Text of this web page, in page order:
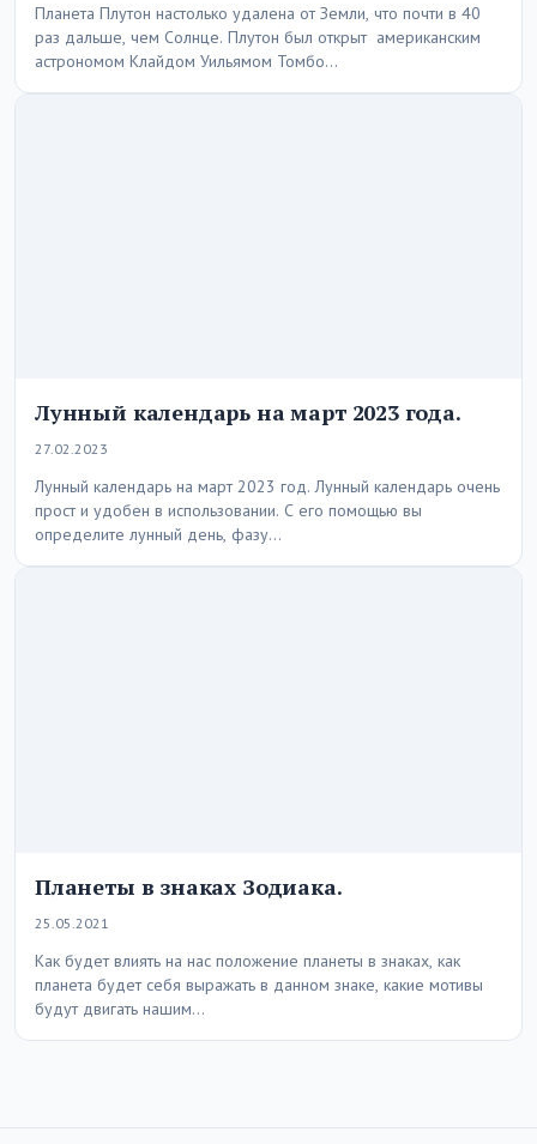
Планета Плутон настолько удалена от Земли, что почти в 40
раз дальше, чем Солнце. Плутон был открыт американским
астрономом Клайдом Уильямом Томбо…
Лунный календарь на март 2023 года.
27.02.2023
Лунный календарь на март 2023 год. Лунный календарь очень
прост и удобен в использовании. С его помощью вы
определите лунный день, фазу…
Планеты в знаках Зодиака.
25.05.2021
Как будет влиять на нас положение планеты в знаках, как
планета будет себя выражать в данном знаке, какие мотивы
будут двигать нашим…